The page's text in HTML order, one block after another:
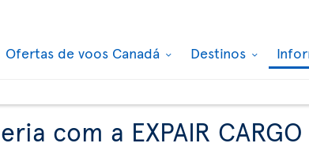
Ofertas de voos Canadá Destinos
com a EXPAIR CARGO